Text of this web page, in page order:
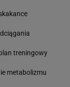
treningowy
metabolizmu